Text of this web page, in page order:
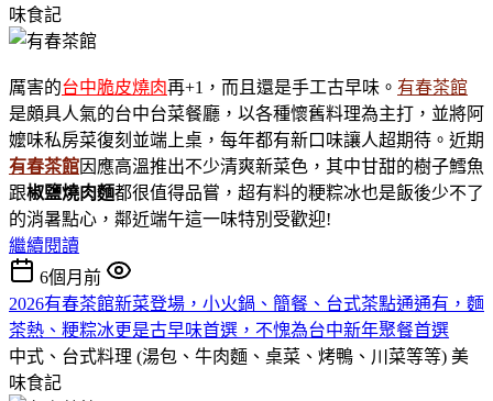
味食記
厲害的台中脆皮燒肉再+1，而且還是手工古早味。 有春茶館
是頗具人氣的台中台菜餐廳，以各種懷舊料理為主打，並將阿
嬤味私房菜復刻並端上桌，每年都有新口味讓人超期待。近期
有春茶館因應高溫推出不少清爽新菜色，其中甘甜的樹子鱈魚
跟椒鹽燒肉麵都很值得品嘗，超有料的粳粽冰也是飯後少不了
的消暑點心，鄰近端午這一味特別受歡迎!
繼續閱讀
6個月前
2026有春茶館新菜登場，小火鍋、簡餐、台式茶點通通有，麵
茶熱、粳粽冰更是古早味首選，不愧為台中新年聚餐首選
中式、台式料理 (湯包、牛肉麵、桌菜、烤鴨、川菜等等) 美
味食記